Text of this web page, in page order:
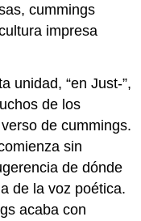
cummings
impresa
unidad, “en Just-”,
de los
de cummings.
sin
de dónde
de la voz poética.
acaba con